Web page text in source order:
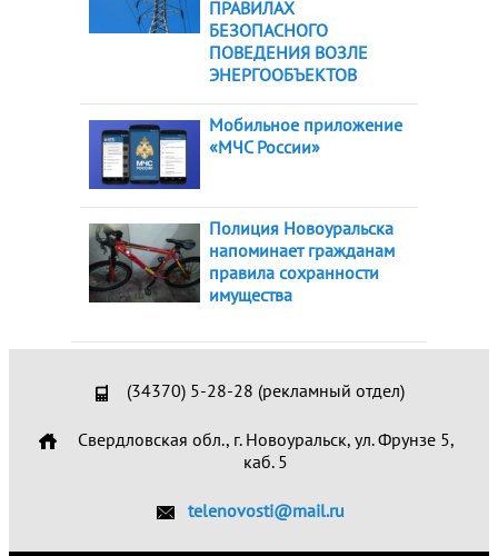
ПРАВИЛАХ
БЕЗОПАСНОГО
ПОВЕДЕНИЯ ВОЗЛЕ
ЭНЕРГООБЪЕКТОВ
Мобильное приложение
«МЧС России»
Полиция Новоуральска
напоминает гражданам
правила сохранности
имущества
(34370) 5-28-28 (рекламный отдел)
Свердловская обл., г. Новоуральск, ул. Фрунзе 5,
каб. 5
telenovosti@mail.ru